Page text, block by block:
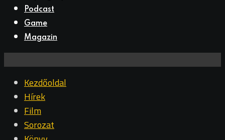
Podcast
Game
Magazin
Kezdőoldal
Hírek
Film
Sorozat